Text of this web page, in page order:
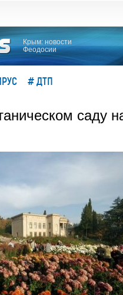
Крым: новости
Феодосии
# ДТП
саду